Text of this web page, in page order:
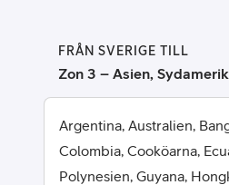
Hörlurar
Apple Watch
FRÅN SVERIGE TILL
Zon 3 – Asien,
Argentina, Australien,
Colombia, Cooköarna,
Polynesien, Guyana,